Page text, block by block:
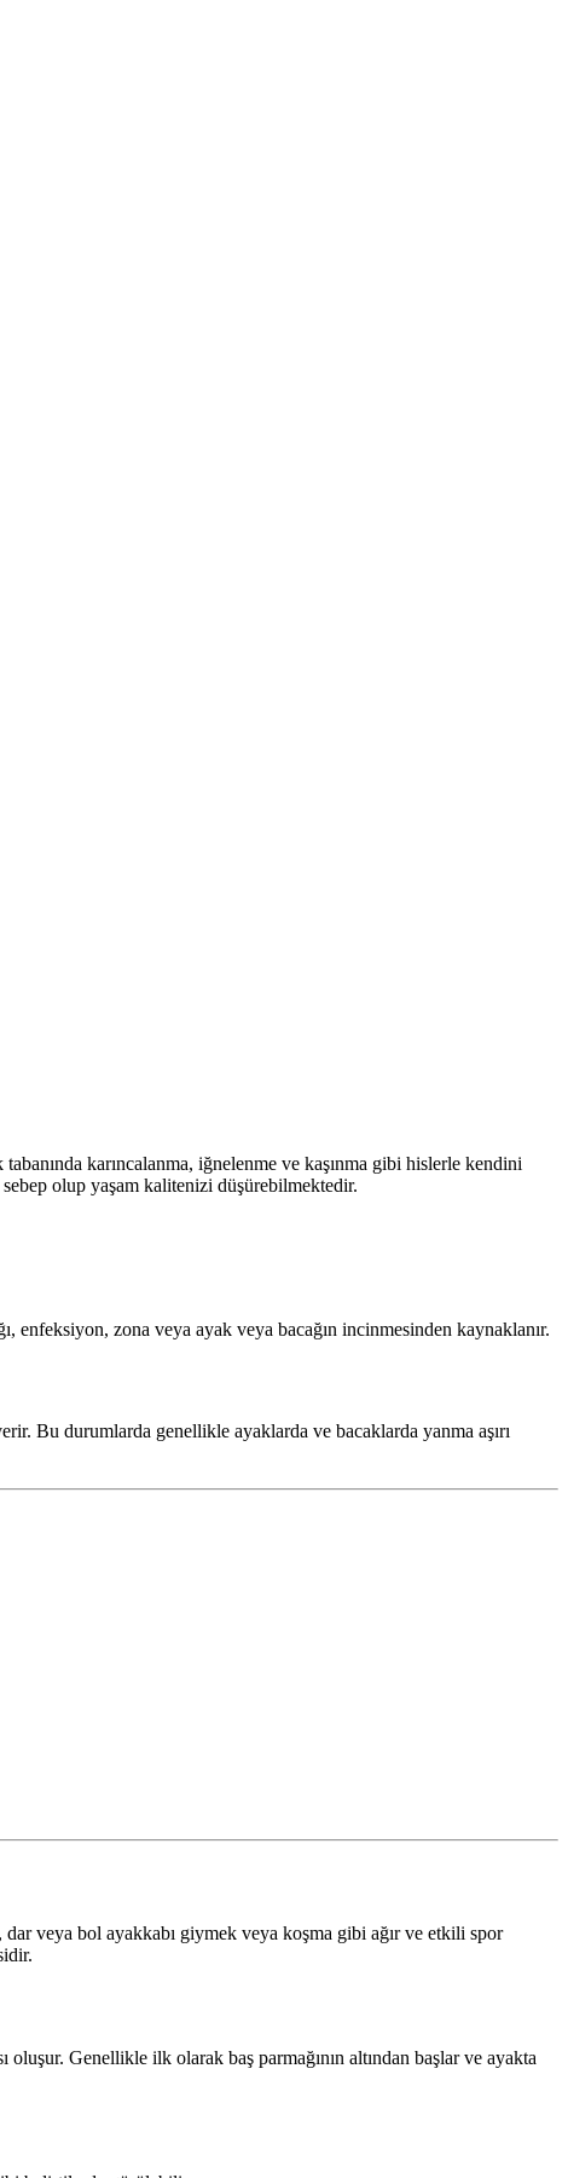
karıncalanma, iğnelenme ve kaşınma gibi hislerle kendini
sebep olup yaşam kalitenizi düşürebilmektedir.
enfeksiyon, zona veya ayak veya bacağın incinmesinden kaynaklanır.
Bu durumlarda genellikle ayaklarda ve bacaklarda yanma aşırı
veya bol ayakkabı giymek veya koşma gibi ağır ve etkili spor
Genellikle ilk olarak baş parmağının altından başlar ve ayakta